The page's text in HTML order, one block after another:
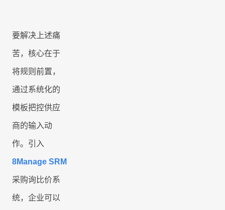
要解决上述痛
苦，核心在于
将规则前置，
通过系统化的
模板把控供应
商的输入动
作。引入
8Manage SRM
采购询比价系
统，企业可以